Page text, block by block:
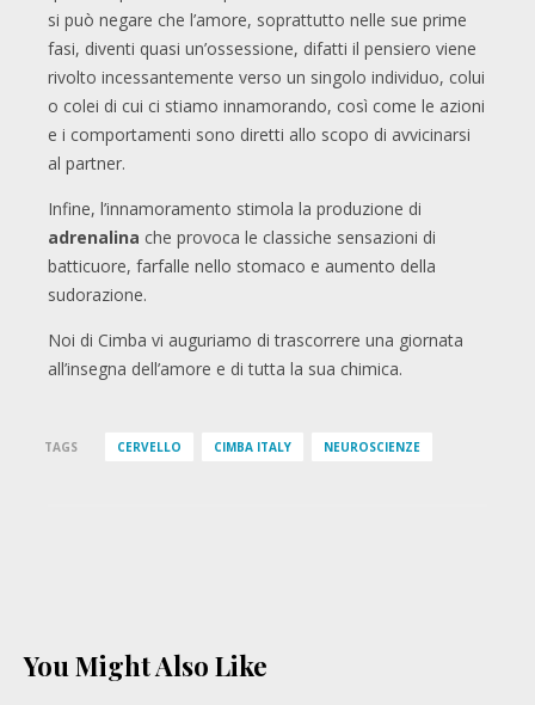
si può negare che l’amore, soprattutto nelle sue prime
fasi, diventi quasi un’ossessione, difatti il pensiero viene
rivolto incessantemente verso un singolo individuo, colui
o colei di cui ci stiamo innamorando, così come le azioni
e i comportamenti sono diretti allo scopo di avvicinarsi
al partner.
Infine, l’innamoramento stimola la produzione di
adrenalina che provoca le classiche sensazioni di
batticuore, farfalle nello stomaco e aumento della
sudorazione.
Noi di Cimba vi auguriamo di trascorrere una giornata
all’insegna dell’amore e di tutta la sua chimica.
TAGS CERVELLO CIMBA ITALY NEUROSCIENZE
You Might Also Like